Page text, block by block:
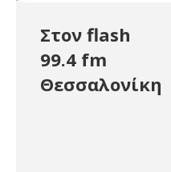
Στον flash
99.4 fm
Θεσσαλονίκη